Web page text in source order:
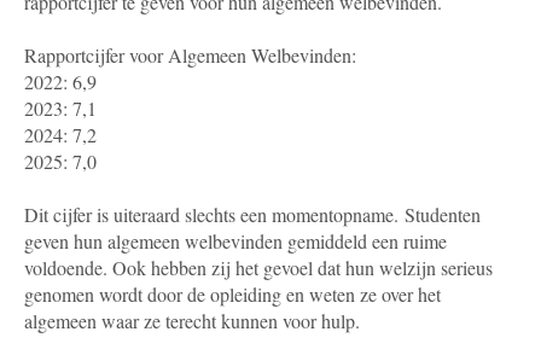
Rapportcijfer voor Algemeen Welbevinden:
2022: 6,9
2023: 7,1
2024: 7,2
2025: 7,0
Dit cijfer is uiteraard slechts een momentopname. Studenten
geven hun algemeen welbevinden gemiddeld een ruime
voldoende. Ook hebben zij het gevoel dat hun welzijn serieus
genomen wordt door de opleiding en weten ze over het
algemeen waar ze terecht kunnen voor hulp.